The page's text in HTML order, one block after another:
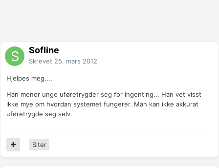
Sofline
Skrevet 25. mars 2012
Hjelpes meg....
Han mener unge uføretrygder seg for ingenting... Han vet visst
ikke mye om hvordan systemet fungerer. Man kan ikke akkurat
uføretrygde seg selv.
Siter